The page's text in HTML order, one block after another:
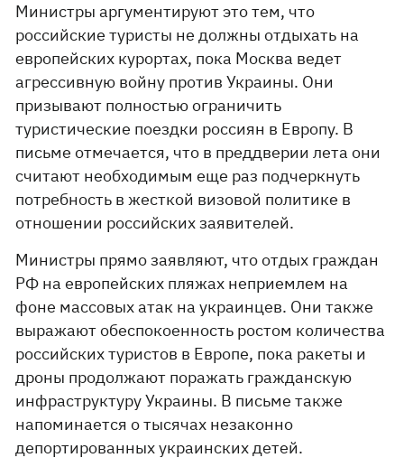
Министры аргументируют это тем, что
российские туристы не должны отдыхать на
европейских курортах, пока Москва ведет
агрессивную войну против Украины. Они
призывают полностью ограничить
туристические поездки россиян в Европу. В
письме отмечается, что в преддверии лета они
считают необходимым еще раз подчеркнуть
потребность в жесткой визовой политике в
отношении российских заявителей.
Министры прямо заявляют, что отдых граждан
РФ на европейских пляжах неприемлем на
фоне массовых атак на украинцев. Они также
выражают обеспокоенность ростом количества
российских туристов в Европе, пока ракеты и
дроны продолжают поражать гражданскую
инфраструктуру Украины. В письме также
напоминается о тысячах незаконно
депортированных украинских детей.